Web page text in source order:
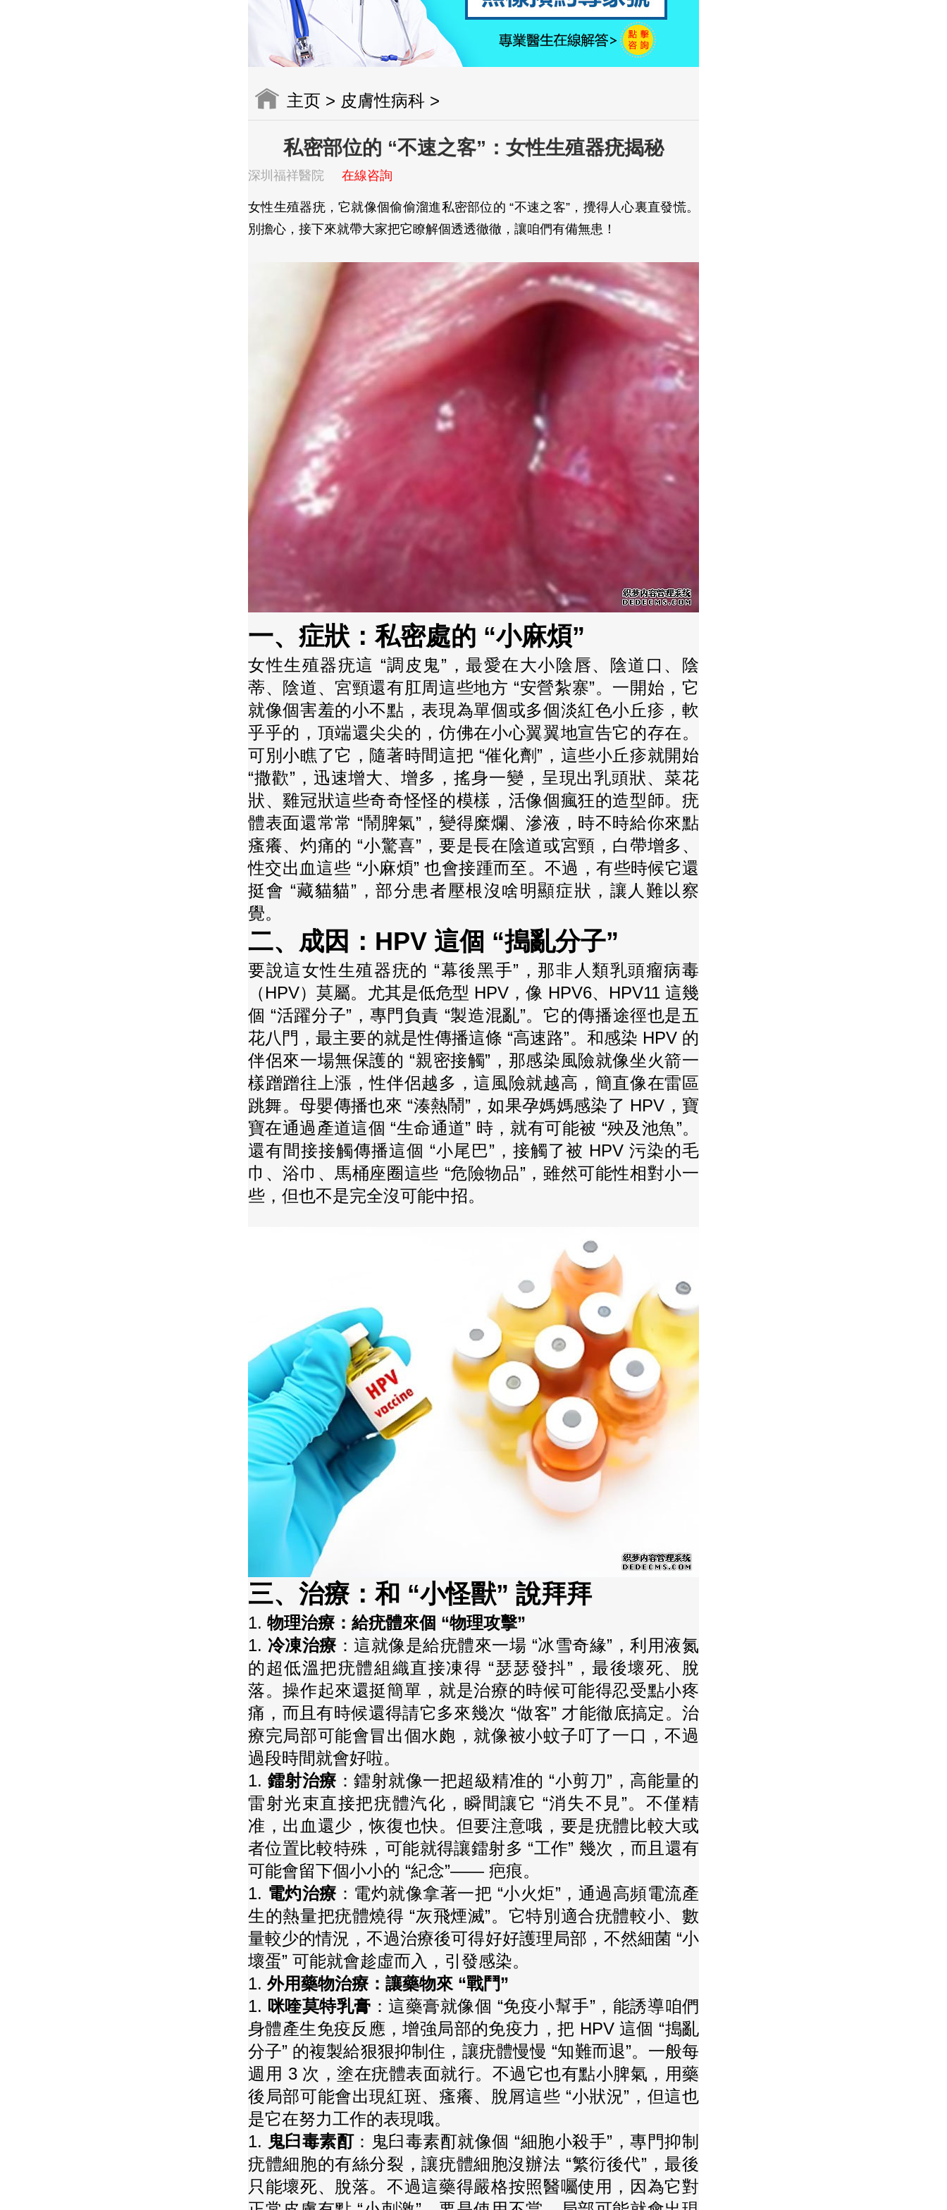
主页 > 皮膚性病科 >
私密部位的 “不速之客”：女性生殖器疣揭秘
深圳福祥醫院 在線咨詢
女性生殖器疣，它就像個偷偷溜進私密部位的 “不速之客”，攪得人心裏直發慌。
別擔心，接下來就帶大家把它瞭解個透透徹徹，讓咱們有備無患！
一、症狀：私密處的 “小麻煩”
女性生殖器疣這 “調皮鬼”，最愛在大小陰唇、陰道口、陰
蒂、陰道、宮頸還有肛周這些地方 “安營紮寨”。一開始，它
就像個害羞的小不點，表現為單個或多個淡紅色小丘疹，軟
乎乎的，頂端還尖尖的，仿佛在小心翼翼地宣告它的存在。
可別小瞧了它，隨著時間這把 “催化劑”，這些小丘疹就開始
“撒歡”，迅速增大、增多，搖身一變，呈現出乳頭狀、菜花
狀、雞冠狀這些奇奇怪怪的模樣，活像個瘋狂的造型師。疣
體表面還常常 “鬧脾氣”，變得糜爛、滲液，時不時給你來點
瘙癢、灼痛的 “小驚喜”，要是長在陰道或宮頸，白帶增多、
性交出血這些 “小麻煩” 也會接踵而至。不過，有些時候它還
挺會 “藏貓貓”，部分患者壓根沒啥明顯症狀，讓人難以察
覺。
二、成因：HPV 這個 “搗亂分子”
要說這女性生殖器疣的 “幕後黑手”，那非人類乳頭瘤病毒
（HPV）莫屬。尤其是低危型 HPV，像 HPV6、HPV11 這幾
個 “活躍分子”，專門負責 “製造混亂”。它的傳播途徑也是五
花八門，最主要的就是性傳播這條 “高速路”。和感染 HPV 的
伴侶來一場無保護的 “親密接觸”，那感染風險就像坐火箭一
樣蹭蹭往上漲，性伴侶越多，這風險就越高，簡直像在雷區
跳舞。母嬰傳播也來 “湊熱鬧”，如果孕媽媽感染了 HPV，寶
寶在通過產道這個 “生命通道” 時，就有可能被 “殃及池魚”。
還有間接接觸傳播這個 “小尾巴”，接觸了被 HPV 污染的毛
巾、浴巾、馬桶座圈這些 “危險物品”，雖然可能性相對小一
些，但也不是完全沒可能中招。
三、治療：和 “小怪獸” 說拜拜
1. 物理治療：給疣體來個 “物理攻擊”
1. 冷凍治療：這就像是給疣體來一場 “冰雪奇緣”，利用液氮
的超低溫把疣體組織直接凍得 “瑟瑟發抖”，最後壞死、脫
落。操作起來還挺簡單，就是治療的時候可能得忍受點小疼
痛，而且有時候還得請它多來幾次 “做客” 才能徹底搞定。治
療完局部可能會冒出個水皰，就像被小蚊子叮了一口，不過
過段時間就會好啦。
1. 鐳射治療：鐳射就像一把超級精准的 “小剪刀”，高能量的
雷射光束直接把疣體汽化，瞬間讓它 “消失不見”。不僅精
准，出血還少，恢復也快。但要注意哦，要是疣體比較大或
者位置比較特殊，可能就得讓鐳射多 “工作” 幾次，而且還有
可能會留下個小小的 “紀念”—— 疤痕。
1. 電灼治療：電灼就像拿著一把 “小火炬”，通過高頻電流產
生的熱量把疣體燒得 “灰飛煙滅”。它特別適合疣體較小、數
量較少的情況，不過治療後可得好好護理局部，不然細菌 “小
壞蛋” 可能就會趁虛而入，引發感染。
1. 外用藥物治療：讓藥物來 “戰鬥”
1. 咪喹莫特乳膏 ：這藥膏就像個 “免疫小幫手”，能誘導咱們
身體產生免疫反應，增強局部的免疫力，把 HPV 這個 “搗亂
分子” 的複製給狠狠抑制住，讓疣體慢慢 “知難而退”。一般每
週用 3 次，塗在疣體表面就行。不過它也有點小脾氣，用藥
後局部可能會出現紅斑、瘙癢、脫屑這些 “小狀況”，但這也
是它在努力工作的表現哦。
1. 鬼臼毒素酊：鬼臼毒素酊就像個 “細胞小殺手”，專門抑制
疣體細胞的有絲分裂，讓疣體細胞沒辦法 “繁衍後代”，最後
只能壞死、脫落。不過這藥得嚴格按照醫囑使用，因為它對